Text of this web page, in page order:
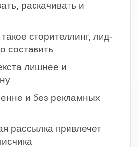
раскачивать и
сторителлинг, лид-
составить
лишнее и
и без рекламных
рассылка привлечет